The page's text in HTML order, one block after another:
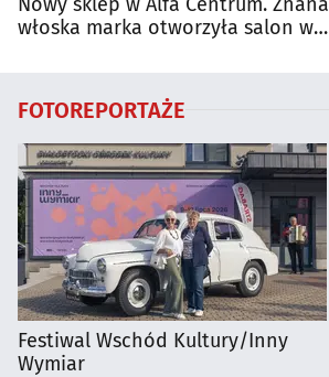
włoska marka otworzyła salon w
FOTOREPORTAŻE
Festiwal Wschód Kultury/Inny
Wymiar